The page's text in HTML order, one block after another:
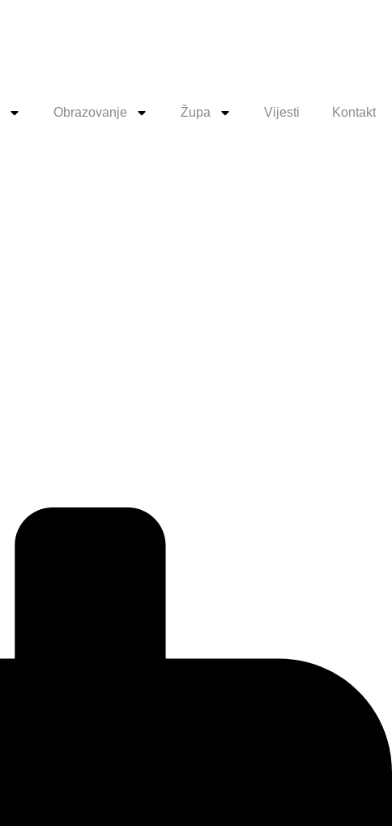
Obrazovanje Župa Vijesti Kontakt